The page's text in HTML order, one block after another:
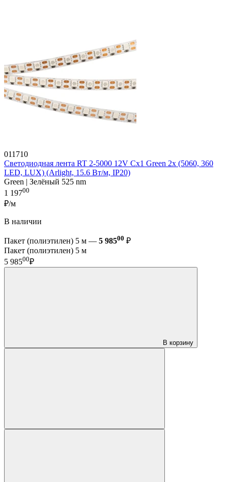
011710
Светодиодная лента RT 2-5000 12V Cx1 Green 2x (5060, 360
LED, LUX) (Arlight, 15.6 Вт/м, IP20)
Green | Зелёный 525 nm
1 19700
₽/м
В наличии
Пакет (полиэтилен) 5 м — 5 98500 ₽
Пакет (полиэтилен) 5 м
5 98500₽
В корзину